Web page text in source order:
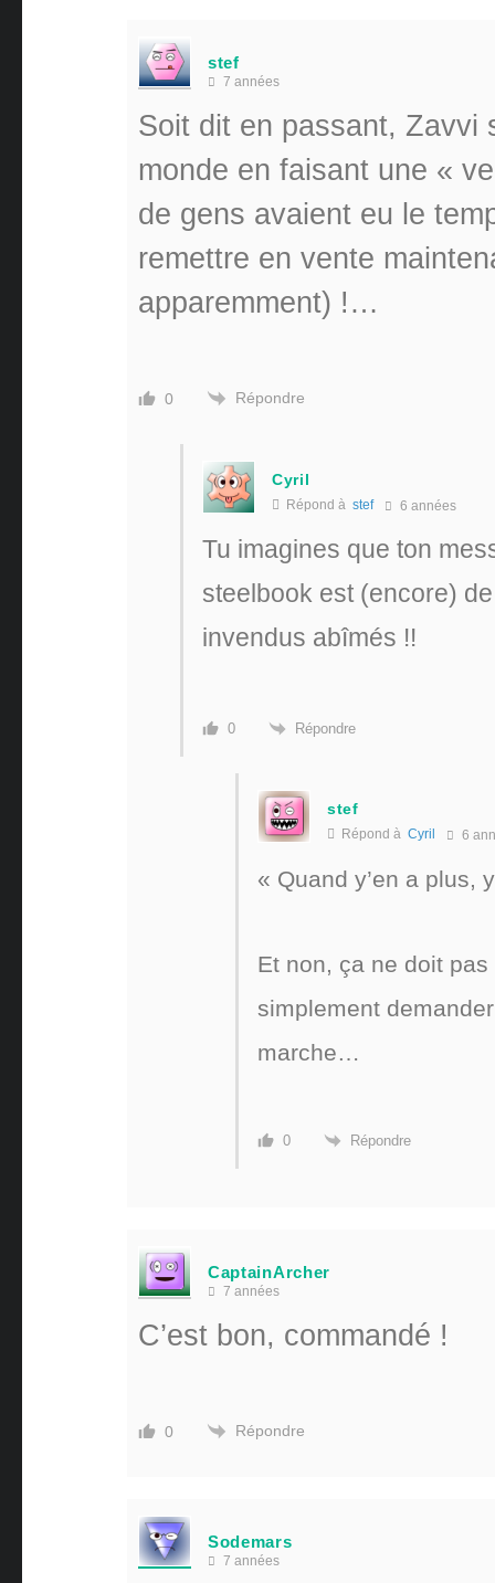
stef
7 années
Soit dit en passant, Zavvi
monde en faisant une «
de gens avaient eu le
remettre en vente
apparemment) !…
0 Répondre
Cyril
Répond à stef 6 années
Tu imagines que ton
steelbook est (encore)
invendus abîmés !!
0 Répondre
stef
Répond à Cyril 6
« Quand y’en a plus,
Et non, ça ne doit
simplement
marche…
0 Répondre
CaptainArcher
7 années
C’est bon, commandé !
0 Répondre
Sodemars
7 années